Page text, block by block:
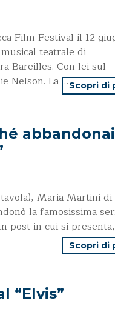
Film Festival il 12
teatrale di
Bareilles. Con lei sul
Nelson. La …Scopri di
abbandonai
Maria Martini di
la famosissima
post in cui si presenta,
Scopri di
“Elvis”